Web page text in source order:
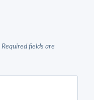
Required fields are